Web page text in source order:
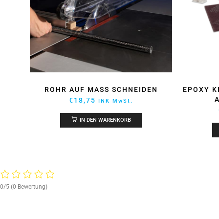
ROHR AUF MASS SCHNEIDEN
€18,75 INK MwSt.
IN DEN WARENKORB
EPOXY
0/5 (0 Bewertung)